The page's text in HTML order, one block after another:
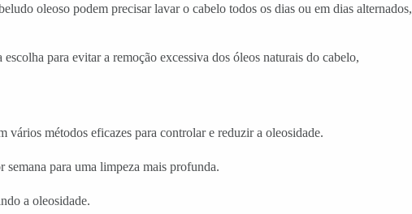
oleoso podem precisar lavar o cabelo todos os dias ou em dias alternados,
para evitar a remoção excessiva dos óleos naturais do cabelo,
métodos eficazes para controlar e reduzir a oleosidade.
para uma limpeza mais profunda.
a oleosidade.